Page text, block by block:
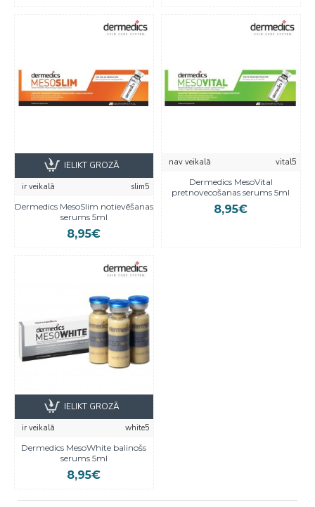
ir veikalā
slim5
Dermedics MesoSlim notievēšanas
serums 5ml
8,95€
IELIKT GROZĀ nav veikalā
vital5
Dermedics MesoVital
pretnovecošanas serums 5ml
8,95€
ir veikalā
white5
Dermedics MesoWhite balinošs
serums 5ml
8,95€
IELIKT GROZĀ